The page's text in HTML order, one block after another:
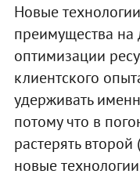
Новые
преимущества на
оптимизации
клиентского
удерживать
потому что в
растерять
новые